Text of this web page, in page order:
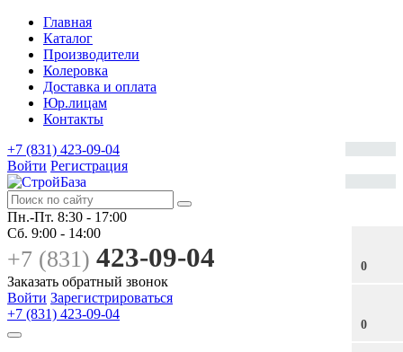
Главная
Каталог
Производители
Колеровка
Доставка и оплата
Юр.лицам
Контакты
0
0
+7 (831) 423-09-04
Войти Регистрация
Пн.-Пт. 8:30 - 17:00
Сб. 9:00 - 14:00
+7 (831) 423-09-04
Заказать обратный звонок
Войти Зарегистрироваться
+7 (831) 423-09-04